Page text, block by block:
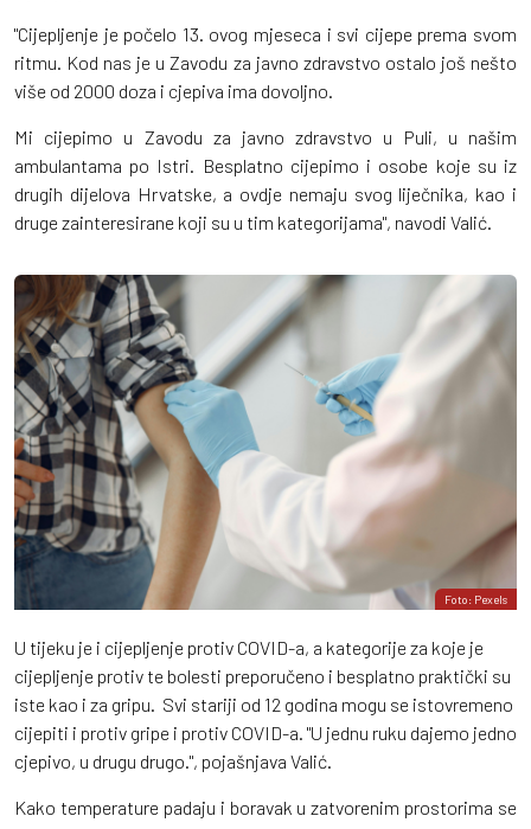
"Cijepljenje je počelo 13. ovog mjeseca i svi cijepe prema svom
ritmu. Kod nas je u Zavodu za javno zdravstvo ostalo još nešto
više od 2000 doza i cjepiva ima dovoljno.
Mi cijepimo u Zavodu za javno zdravstvo u Puli, u našim
ambulantama po Istri. Besplatno cijepimo i osobe koje su iz
drugih dijelova Hrvatske, a ovdje nemaju svog liječnika, kao i
druge zainteresirane koji su u tim kategorijama", navodi Valić.
Foto: Pexels
U tijeku je i cijepljenje protiv COVID-a, a kategorije za koje je
cijepljenje protiv te bolesti preporučeno i besplatno praktički su
iste kao i za gripu. Svi stariji od 12 godina mogu se istovremeno
cijepiti i protiv gripe i protiv COVID-a. "U jednu ruku dajemo jedno
cjepivo, u drugu drugo.", pojašnjava Valić.
Kako temperature padaju i boravak u zatvorenim prostorima se